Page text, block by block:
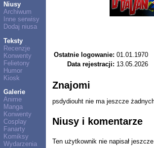
Niusy
Archiwum
Inne serwisy
Dodaj niusa
Teksty
Recenzje
Konwenty
Felietony
Humor
Kiosk
Galerie
Anime
Manga
Konwenty
Cosplay
Fanarty
Komiksy
Wydarzenia
Ostatnie logowanie: 01.01.1970
Data rejestracji: 13.05.2026
Znajomi
psdydiouht nie ma jeszcze
Niusy i komentarze
Ten użytkownik nie napisał